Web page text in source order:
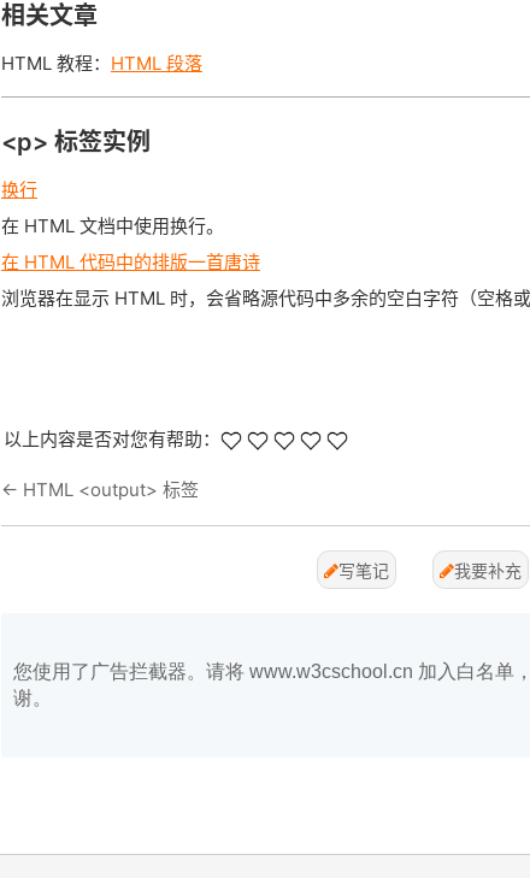
相关文章
HTML 教程： HTML 段落
<p> 标签实例
换行
在 HTML 文档中使用换行。
在 HTML 代码中的排版一首唐诗
浏览器在显示 HTML 时，会省略源代码中多余的空白字符（空格或
以上内容是否对您有帮助：
← HTML <output> 标签
写笔记 我要补充
您使用了广告拦截器。请将 www.w3cschool.cn 加入白名单
谢。